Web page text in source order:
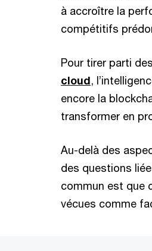
à accroître la
compétitifs
Pour tirer parti
cloud,
encore la
transformer en
Au-delà des
des questions
commun est que
vécues comme